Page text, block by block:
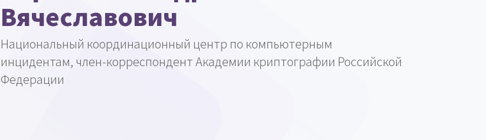
Вячеславович
Национальный координационный центр по компьютерным
инцидентам, член-корреспондент Академии криптографии Российской
Федерации